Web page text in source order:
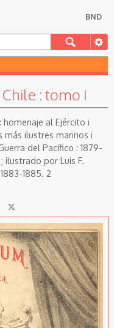
BND
: tomo I
al Ejército i
más ilustres marinos i
del Pacífico : 1879-
ilustrado por Luis F.
1885. 2